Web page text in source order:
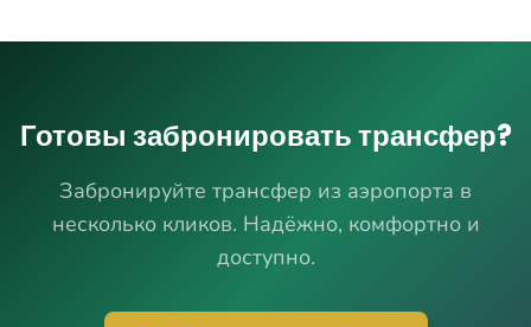
Готовы забронировать трансфер?
Забронируйте трансфер из аэропорта в
несколько кликов. Надёжно, комфортно и
доступно.